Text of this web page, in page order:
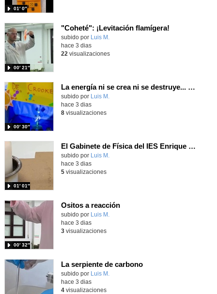
01′ 0″
"Coheté": ¡Levitación flamígera!
Contenido educativo.
subido por Luis M.
00′ 21″
hace 3 dias
22 visualizaciones
La energía ni se crea ni se destruye... ¡se experimenta! El Tierno en la Feria Madrid es Ciencia 2026
Contenido educativo.
subido por Luis M.
00′ 30″
hace 3 dias
8visualizaciones
El Gabinete de Física del IES Enrique Tierno Galván de Parla (Curso 25-26)
Contenido educativo.
subido por Luis M.
01′ 01″
hace 3 dias
5visualizaciones
Ositos a reacción
Contenido educativo.
subido por Luis M.
00′ 32″
hace 3 dias
3visualizaciones
La serpiente de carbono
Contenido educativo.
subido por Luis M.
hace 3 dias
4visualizaciones